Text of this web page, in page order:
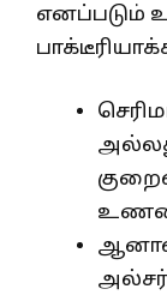
எனப்படும்